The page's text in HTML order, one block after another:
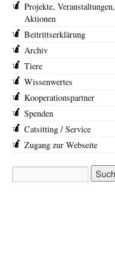
Projekte, Veranstaltungen,
Aktionen
Beitrittserklärung
Archiv
Tiere
Wissenwertes
Kooperationspartner
Spenden
Catsitting / Service
Zugang zur Webseite